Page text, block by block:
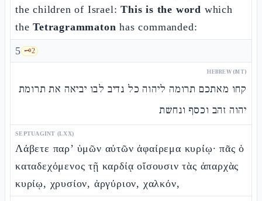
the children of Israel:This is the word which
theTetragrammaton has commanded:
5 🗝️2
HEBREW (MT)
קחו מאתכם תרומה ליהוה כל נדיב לבו יביאה את תרומת
יהוה זהב וכסף ונחשת
SEPTUAGINT (LXX)
Λάβετε παρ’ ὑμῶν αὐτῶν ἀφαίρεμα κυρίῳ· πᾶς ὁ
καταδεχόμενος τῇ καρδίᾳ οἴσουσιν τὰς ἀπαρχὰς
κυρίῳ, χρυσίον, ἀργύριον, χαλκόν,